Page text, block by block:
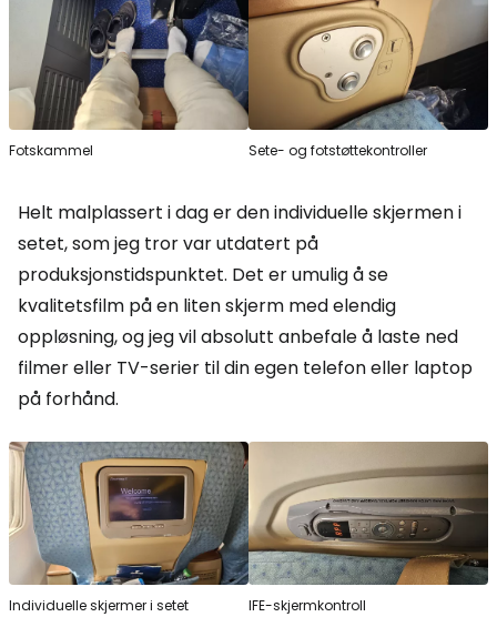
Fotskammel Sete- og fotstøttekontroller
Helt malplassert i dag er den individuelle skjermen i
setet, som jeg tror var utdatert på
produksjonstidspunktet. Det er umulig å se
kvalitetsfilm på en liten skjerm med elendig
oppløsning, og jeg vil absolutt anbefale å laste ned
filmer eller TV-serier til din egen telefon eller laptop
på forhånd.
Individuelle skjermer i setet IFE-skjermkontroll